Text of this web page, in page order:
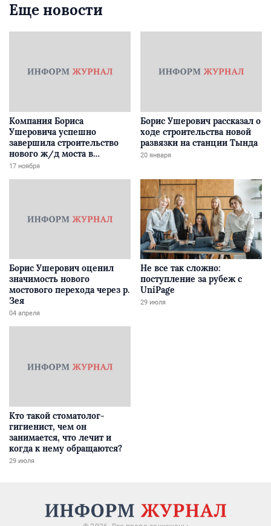
Еще новости
Компания Бориса
Ушеровича успешно
завершила строительство
нового ж/д моста в
Забайкалье
17 ноября
Борис Ушерович рассказал о
ходе строительства новой
развязки на станции Тында
20 января
Борис Ушерович оценил
значимость нового
мостового перехода через р.
Зея
04 апреля
Не все так сложно:
поступление за рубеж с
UniPage
29 июля
Кто такой стоматолог-
гигиенист, чем он
занимается, что лечит и
когда к нему обращаются?
29 июля